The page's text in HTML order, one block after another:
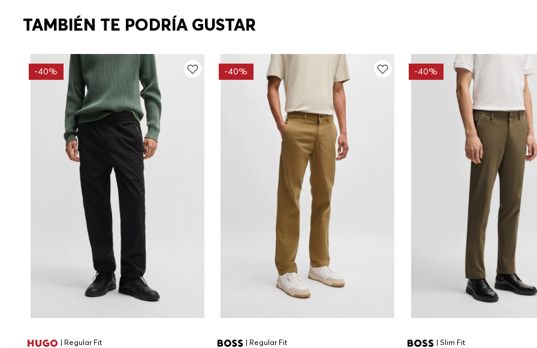
TAMBIÉN TE PODRÍA GUSTAR
-40%
| Regular Fit
-40%
| Regular Fit
-40%
| Slim Fit